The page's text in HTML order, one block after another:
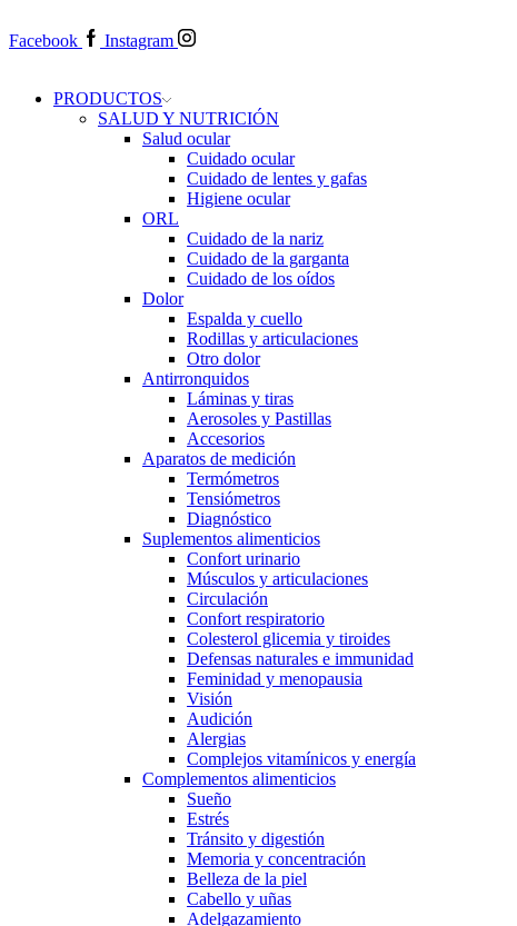
Facebook
Instagram
PRODUCTOS
SALUD Y NUTRICIÓN
Salud ocular
Cuidado ocular
Cuidado de lentes y gafas
Higiene ocular
ORL
​​Cuidado de la nariz
​​Cuidado de la garganta
​​Cuidado de los oídos
Dolor
Espalda y cuello
Rodillas y articulaciones
Otro dolor
Antirronquidos
Láminas y tiras
Aerosoles y Pastillas
Accesorios
Aparatos de medición
Termómetros
Tensiómetros
Diagnóstico
Suplementos alimenticios
Confort urinario
Músculos y articulaciones
Circulación
Confort respiratorio
Colesterol glicemia y tiroides
Defensas naturales e immunidad
Feminidad y menopausia
Visión
Audición
Alergias
Complejos vitamínicos y energía
Complementos alimenticios
Sueño
Estrés
Tránsito y digestión
Memoria y concentración
Belleza de la piel
Cabello y uñas
Adelgazamiento